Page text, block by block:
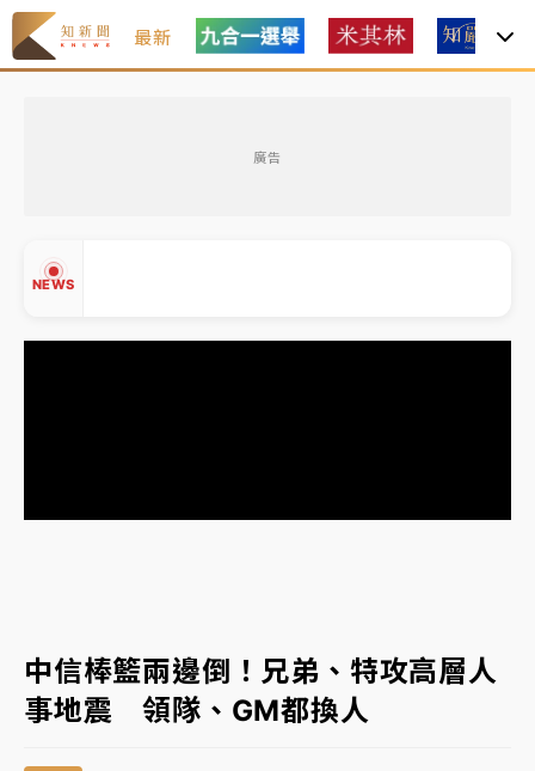
最新
廣告
NEWS
中颱白海豚環流掠北海！今明防劇烈降雨 東部高溫飆
38度
周末精選｜ 慈濟遭詐10億完整始末曝！律師掮客大玩兩
任 預算難關如何解？
買1送1
白海豚逼近！新北高灘地停車場下午4時強制拖吊 中午
中信棒籃兩邊倒！兄弟、特攻高層人
事地震 領隊、GM都換人